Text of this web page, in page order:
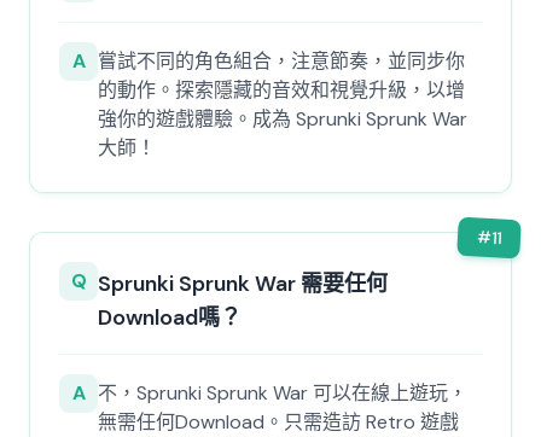
A 嘗試不同的角色組合，注意節奏，並同步你
的動作。探索隱藏的音效和視覺升級，以增
強你的遊戲體驗。成為 Sprunki Sprunk War
大師！
#11
Q Sprunki Sprunk War 需要任何
Download嗎？
A 不，Sprunki Sprunk War 可以在線上遊玩，
無需任何Download。只需造訪 Retro 遊戲